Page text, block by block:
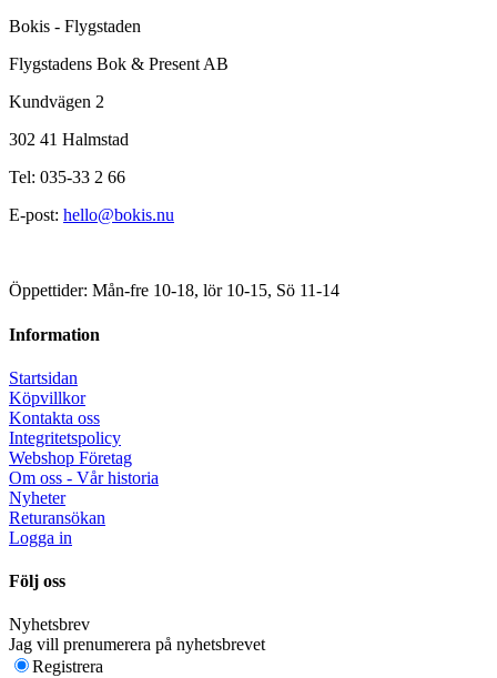
Bokis - Flygstaden
Flygstadens Bok & Present AB
Kundvägen 2
302 41 Halmstad
Tel: 035-33 2 66
E-post: hello@bokis.nu
Öppettider: Mån-fre 10-18, lör 10-15, Sö 11-14
Information
Startsidan
Köpvillkor
Kontakta oss
Integritetspolicy
Webshop Företag
Om oss - Vår historia
Nyheter
Returansökan
Logga in
Följ oss
Nyhetsbrev
Jag vill prenumerera på nyhetsbrevet
Registrera